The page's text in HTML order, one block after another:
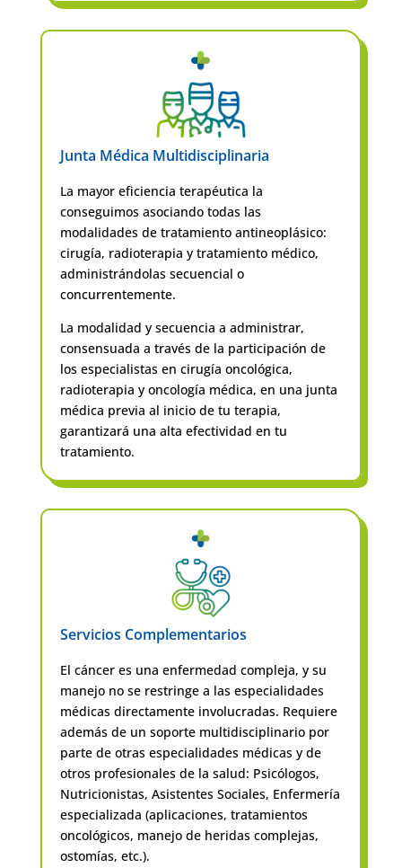
Junta Médica Multidisciplinaria
La mayor eficiencia terapéutica la
conseguimos asociando todas las
modalidades de tratamiento antineoplásico:
cirugía, radioterapia y tratamiento médico,
administrándolas secuencial o
concurrentemente.
La modalidad y secuencia a administrar,
consensuada a través de la participación de
los especialistas en cirugía oncológica,
radioterapia y oncología médica, en una junta
médica previa al inicio de tu terapia,
garantizará una alta efectividad en tu
tratamiento.
Servicios Complementarios
El cáncer es una enfermedad compleja, y su
manejo no se restringe a las especialidades
médicas directamente involucradas. Requiere
además de un soporte multidisciplinario por
parte de otras especialidades médicas y de
otros profesionales de la salud: Psicólogos,
Nutricionistas, Asistentes Sociales, Enfermería
especializada (aplicaciones, tratamientos
oncológicos, manejo de heridas complejas,
ostomías, etc.).